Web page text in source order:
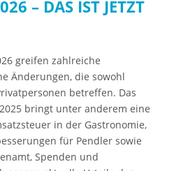
– DAS IST JETZT
greifen zahlreiche
Änderungen, die sowohl
betreffen. Das
bringt unter anderem eine
in der Gastronomie,
für Pendler sowie
Spenden und